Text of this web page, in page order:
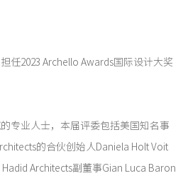
任2023 Archello Awards国际设计大奖
专业人士，本届评委包括美国知名事
的合伙创始人Daniela Holt Voit
Architects副董事Gian Luca Baron